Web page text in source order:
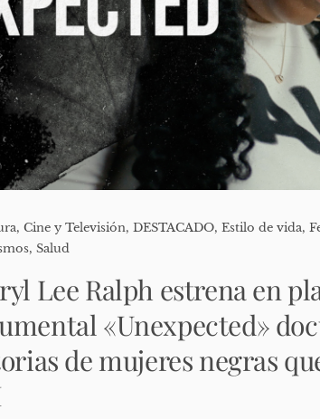
Cine y Televisión,DESTACADO,Estilo de vida,
,Salud
Lee Ralph estrena en
«Unexpected»
de mujeres negras